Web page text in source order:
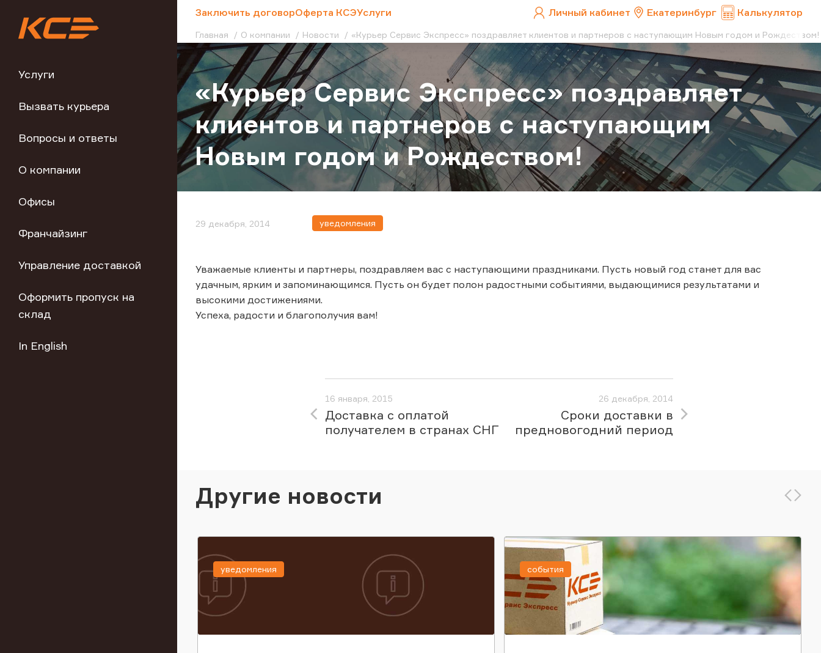
Услуги
Вызвать курьера
Вопросы и ответы
О компании
Офисы
Франчайзинг
Управление доставкой
Оформить пропуск на
склад
In English
Заключить договорОферта КСЭУслуги Личный кабинет Екатеринбург Калькулятор
Главная О компании Новости «Курьер Сервис Экспресс» поздравляет клиентов и партнеров с наступающим Новым годом и Рождеством!
«Курьер Сервис Экспресс» поздравляет
клиентов и партнеров с наступающим
Новым годом и Рождеством!
29 декабря, 2014 уведомления
Уважаемые клиенты и партнеры, поздравляем вас с наступающими праздниками. Пусть новый год станет для вас
удачным, ярким и запоминающимся. Пусть он будет полон радостными событиями, выдающимися результатами и
высокими достижениями.
Успеха, радости и благополучия вам!
16 января, 2015
Доставка с оплатой
получателем в странах СНГ
26 декабря, 2014
Сроки доставки в
предновогодний период
Другие новости
уведомления события